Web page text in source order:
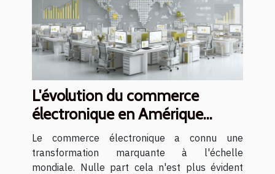
L'évolution du commerce
électronique en Amérique
Latine et ses impacts sur
l'économie globale
Le commerce électronique a connu une
transformation marquante à l'échelle
mondiale. Nulle part cela n'est plus évident